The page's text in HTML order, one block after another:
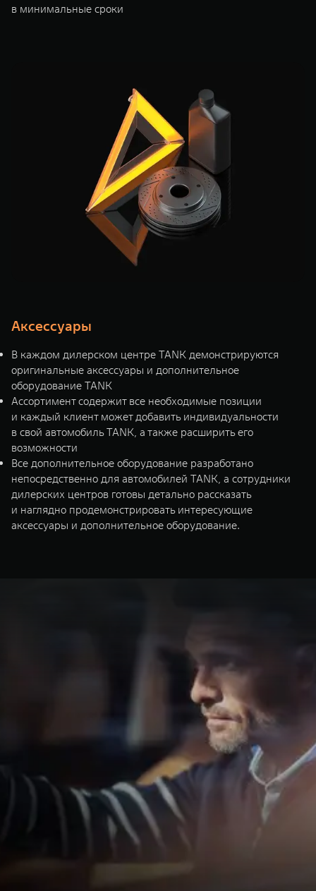
в минимальные сроки
Аксессуары
В каждом дилерском центре TANK демонстрируются
оригинальные аксессуары и дополнительное
оборудование TANK
Ассортимент содержит все необходимые позиции
и каждый клиент может добавить индивидуальности
в свой автомобиль TANK, а также расширить его
возможности
Все дополнительное оборудование разработано
непосредственно для автомобилей TANK, а сотрудники
дилерских центров готовы детально рассказать
и наглядно продемонстрировать интересующие
аксессуары и дополнительное оборудование.